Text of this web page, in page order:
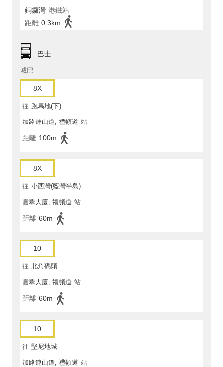
銅鑼灣 港鐵站
距離 0.3km
巴士
城巴
8X
往 跑馬地(下)
加路連山道, 禮頓道 站
距離 100m
8X
往 小西灣(藍灣半島)
雲翠大廈, 禮頓道 站
距離 60m
10
往 北角碼頭
雲翠大廈, 禮頓道 站
距離 60m
10
往 堅尼地城
加路連山道, 禮頓道 站